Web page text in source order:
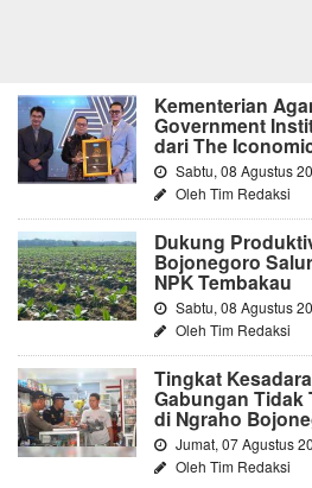
Kementerian
Government
dari The
Sabtu, 08 Agustus
Oleh Tim Redaksi
Dukung
Bojonegoro
NPK Tembakau
Sabtu, 08 Agustus
Oleh Tim Redaksi
Tingkat
Gabungan Tidak
di Ngraho
Jumat, 07 Agustus
Oleh Tim Redaksi